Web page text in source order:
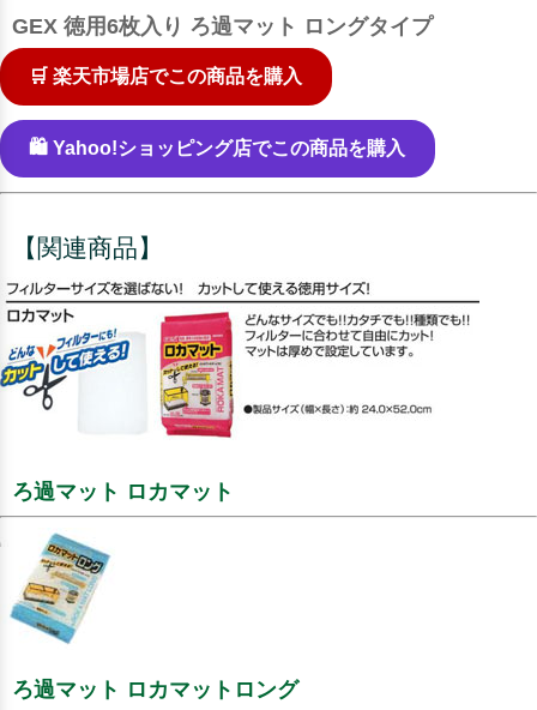
GEX 徳用6枚入り ろ過マット ロングタイプ
🛒 楽天市場店でこの商品を購入
🛍️ Yahoo!ショッピング店でこの商品を購入
【関連商品】
ろ過マット ロカマット
ろ過マット ロカマットロング